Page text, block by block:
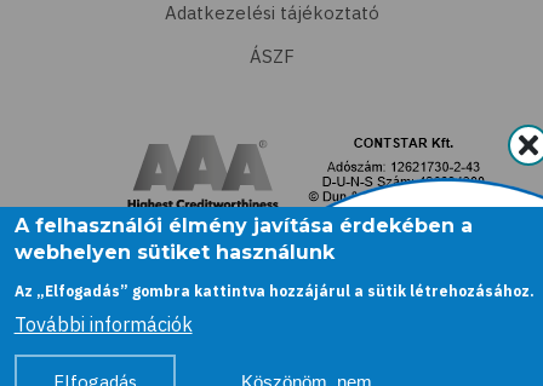
Adatkezelési tájékoztató
ÁSZF
A felhasználói élmény javítása érdekében a
webhelyen sütiket használunk
Az „Elfogadás” gombra kattintva hozzájárul a sütik létrehozásához.
További információk
Köszönöm, nem